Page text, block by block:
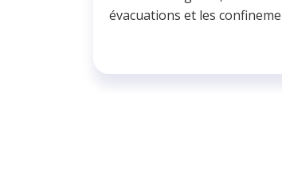
évacuations et les